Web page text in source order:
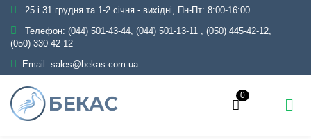
25 і 31 грудня та 1-2 січня - вихідні, Пн-Пт: 8:00-16:00
Телефон: (044) 501-43-44, (044) 501-13-11 , (050) 445-42-12,
(050) 330-42-12
Email: sales@bekas.com.ua
0